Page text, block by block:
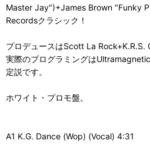
Master Jay")+James Brown "Funky
Recordsクラシック！
プロデュースはScott La Rock+K.R.S.
実際のプログラミングは
定説です。
ホワイト・プロモ盤。
A1 K.G. Dance (Wop) (Vocal) 4:31